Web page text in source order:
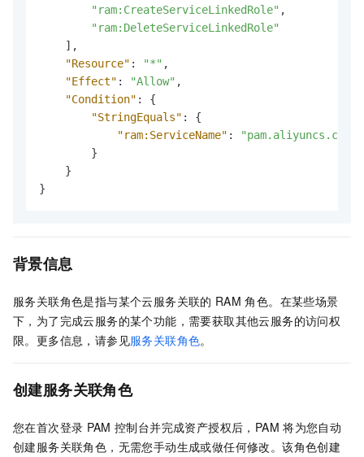
"ram:CreateServiceLinkedRole" ,
"ram:DeleteServiceLinkedRole"
] ,
"Resource" : "*" ,
"Effect" : "Allow" ,
"Condition" :
{
"StringEquals" :
{
"ram:ServiceName" :
"pam.aliyuncs.com"
}
}
}
背景信息
服务关联角色是指与某个云服务关联的 RAM 角色。在某些场景
下，为了完成云服务的某个功能，需要获取其他云服务的访问权
限。更多信息，请参见服务关联角色。
创建服务关联角色
您在首次登录 PAM 控制台并完成资产授权后，PAM 将为您自动
创建服务关联角色，无需您手动生成或做任何修改。该角色创建